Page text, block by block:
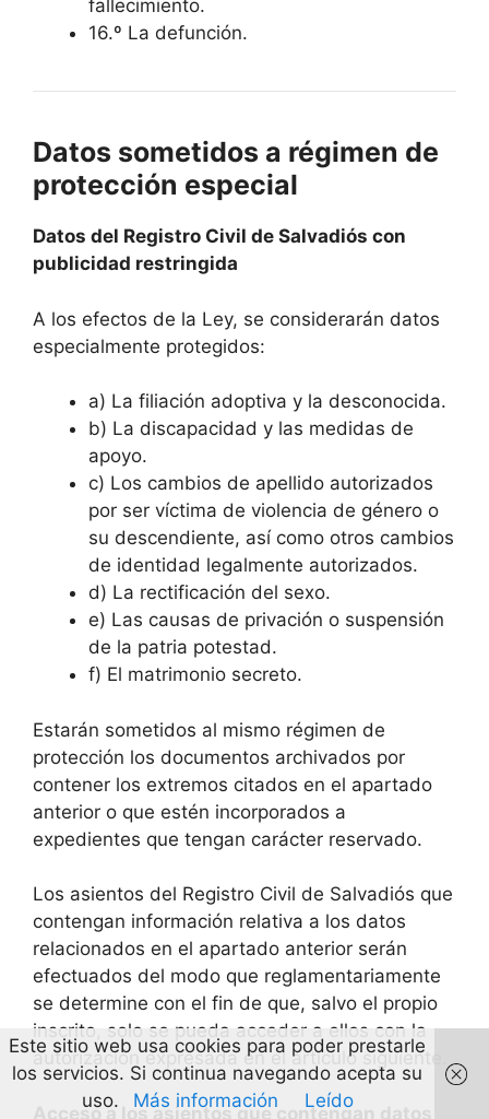
fallecimiento.
16.º La defunción.
Datos sometidos a régimen de
protección especial
Datos del Registro Civil de Salvadiós con
publicidad restringida
A los efectos de la Ley, se considerarán datos
especialmente protegidos:
a) La filiación adoptiva y la desconocida.
b) La discapacidad y las medidas de
apoyo.
c) Los cambios de apellido autorizados
por ser víctima de violencia de género o
su descendiente, así como otros cambios
de identidad legalmente autorizados.
d) La rectificación del sexo.
e) Las causas de privación o suspensión
de la patria potestad.
f) El matrimonio secreto.
Estarán sometidos al mismo régimen de
protección los documentos archivados por
contener los extremos citados en el apartado
anterior o que estén incorporados a
expedientes que tengan carácter reservado.
Los asientos del Registro Civil de Salvadiós que
contengan información relativa a los datos
relacionados en el apartado anterior serán
efectuados del modo que reglamentariamente
se determine con el fin de que, salvo el propio
inscrito, solo se pueda acceder a ellos con la
autorización expresada en el artículo siguiente.
Acceso a los asientos que contengan datos
Este sitio web usa cookies para poder prestarle
los servicios. Si continua navegando acepta su
uso.
Más información Leído